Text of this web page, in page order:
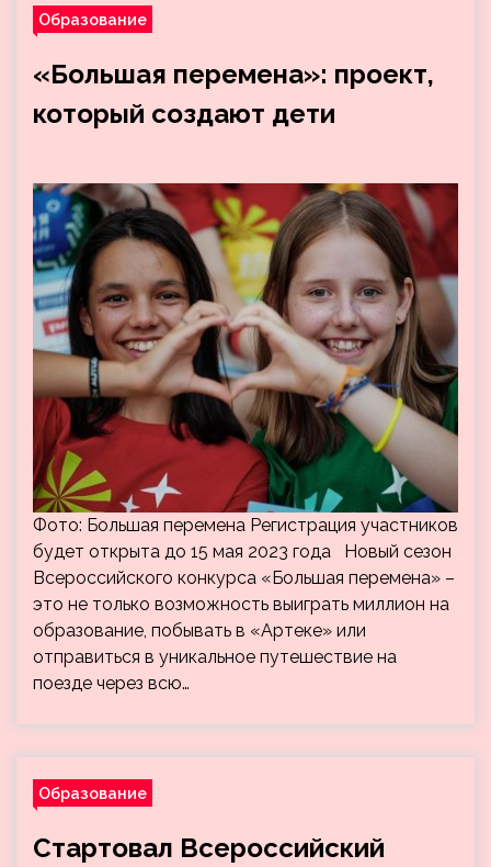
Образование
«Большая перемена»: проект,
который создают дети
Фото: Большая перемена Регистрация участников
будет открыта до 15 мая 2023 года Новый сезон
Всероссийского конкурса «Большая перемена» –
это не только возможность выиграть миллион на
образование, побывать в «Артеке» или
отправиться в уникальное путешествие на
поезде через всю…
Образование
Cтартовал Всероссийский